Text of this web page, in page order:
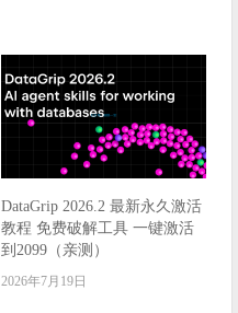
DataGrip 2026.2 最新永久激活
教程 免费破解工具 一键激活
到2099（亲测）
2026年7月19日